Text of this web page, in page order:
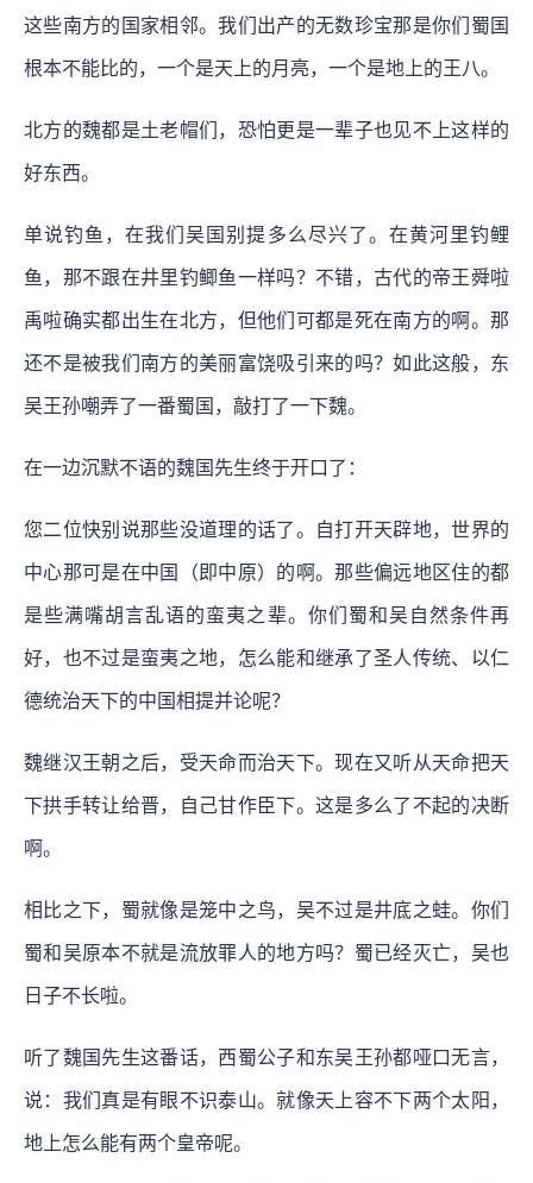
这些南方的国家相邻。我们出产的无数珍宝那是你们蜀国
根本不能比的，一个是天上的月亮，一个是地上的王八。
北方的魏都是土老帽们，恐怕更是一辈子也见不上这样的
好东西。
单说钓鱼，在我们吴国别提多么尽兴了。在黄河里钓鲤
鱼，那不跟在井里钓鲫鱼一样吗？不错，古代的帝王舜啦
禹啦确实都出生在北方，但他们可都是死在南方的啊。那
还不是被我们南方的美丽富饶吸引来的吗？如此这般，东
吴王孙嘲弄了一番蜀国，敲打了一下魏。
在一边沉默不语的魏国先生终于开口了：
您二位快别说那些没道理的话了。自打开天辟地，世界的
中心那可是在中国（即中原）的啊。那些偏远地区住的都
是些满嘴胡言乱语的蛮夷之辈。你们蜀和吴自然条件再
好，也不过是蛮夷之地，怎么能和继承了圣人传统、以仁
德统治天下的中国相提并论呢？
魏继汉王朝之后，受天命而治天下。现在又听从天命把天
下拱手转让给晋，自己甘作臣下。这是多么了不起的决断
啊。
相比之下，蜀就像是笼中之鸟，吴不过是井底之蛙。你们
蜀和吴原本不就是流放罪人的地方吗？蜀已经灭亡，吴也
日子不长啦。
听了魏国先生这番话，西蜀公子和东吴王孙都哑口无言，
说：我们真是有眼不识泰山。就像天上容不下两个太阳，
地上怎么能有两个皇帝呢。